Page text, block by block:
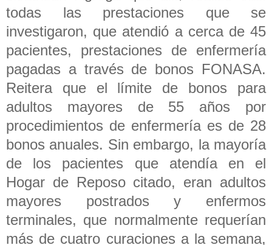
todas las prestaciones que se
investigaron, que atendió a cerca de 45
pacientes, prestaciones de enfermería
pagadas a través de bonos FONASA.
Reitera que el límite de bonos para
adultos mayores de 55 años por
procedimientos de enfermería es de 28
bonos anuales. Sin embargo, la mayoría
de los pacientes que atendía en el
Hogar de Reposo citado, eran adultos
mayores postrados y enfermos
terminales, que normalmente requerían
más de cuatro curaciones a la semana,